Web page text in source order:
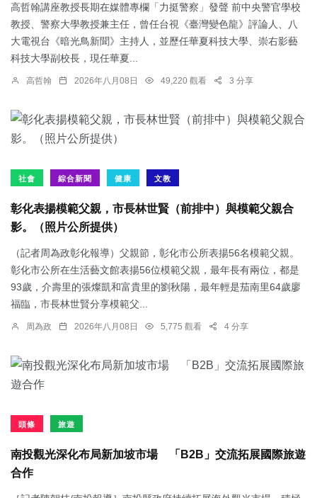
高哲翰講座教授長期在媒體專欄「力挺警察」發聲 前中央警官學校
教授、警察大學教授兼主任，曾任台視《臺灣變色龍》評論人、八
大電視台《暗光鳥新聞》主持人，並歷任華夏科技大學、崇右影藝
科技大學副校長，現任華夏...
高哲翰 2026年八月08日 49,220 觀看 3 分享
社會 綜合新聞 健康 文教
彰化表揚模範父親，市長林世賢（前排中）與模範父親合
影。（照片公所提供）
（記者周為政彰化報導）父親節，彰化市公所表揚56名模範父親。
彰化市公所在生活藝文館表揚56位模範父親，最年長有兩位，都是
93歲，介壽里的張燦凱和富貴里的劉秋陽，最年輕是茄南里64歲廖
福臨，市長林世賢分享模範父...
周為政 2026年八月08日 5,775 觀看 4 分享
頭條 旅遊
南投觀光深化布局新加坡市場 「B2B」交流拓展國際旅遊
合作